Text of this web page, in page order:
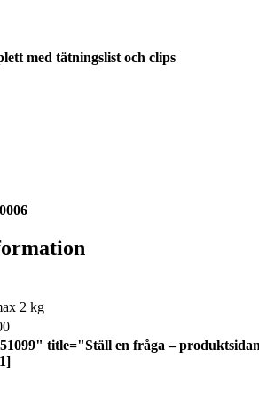
med tätningslist och clips
2 kg
title="Ställ en fråga –